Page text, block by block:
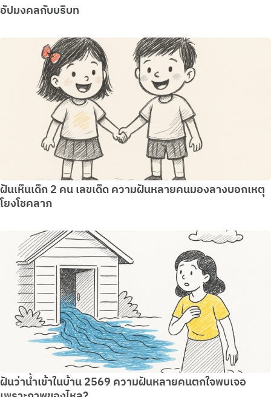
อัปมงคลกับบริบท
ฝันเห็นเด็ก 2 คน เลขเด็ด ความฝันหลายคนมองลางบอกเหตุ
โยงโชคลาภ
ฝันว่าน้ำเข้าในบ้าน 2569 ความฝันหลายคนตกใจพบเจอ